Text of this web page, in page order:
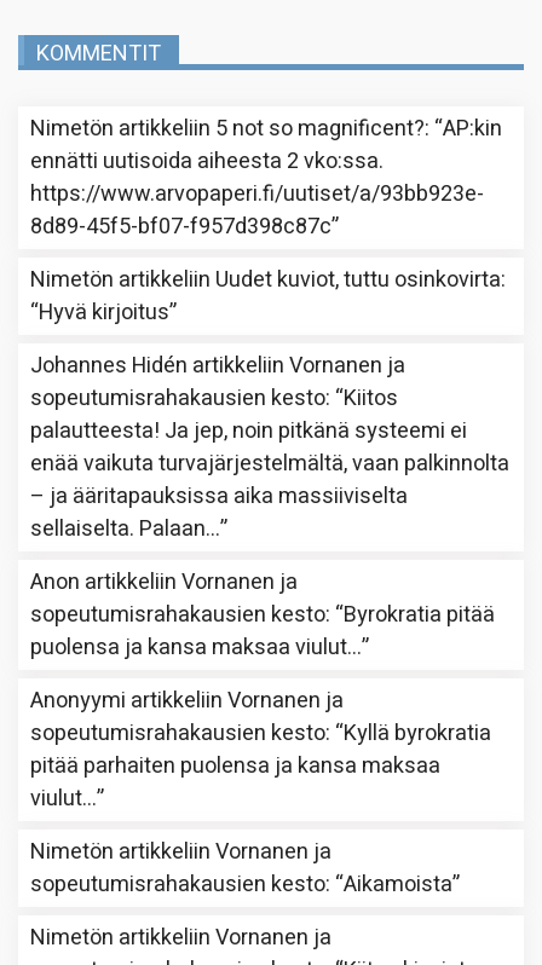
KOMMENTIT
Nimetön artikkeliin 5 not so magnificent?: “AP:kin
ennätti uutisoida aiheesta 2 vko:ssa.
https://www.arvopaperi.fi/uutiset/a/93bb923e-
8d89-45f5-bf07-f957d398c87c”
Nimetön artikkeliin Uudet kuviot, tuttu osinkovirta:
“Hyvä kirjoitus”
Johannes Hidén artikkeliinVornanen ja
sopeutumisrahakausien kesto: “Kiitos
palautteesta! Ja jep, noin pitkänä systeemi ei
enää vaikuta turvajärjestelmältä, vaan palkinnolta
– ja ääritapauksissa aika massiiviselta
sellaiselta. Palaan…”
Anon artikkeliinVornanen ja
sopeutumisrahakausien kesto: “Byrokratia pitää
puolensa ja kansa maksaa viulut…”
Anonyymi artikkeliinVornanen ja
sopeutumisrahakausien kesto: “Kyllä byrokratia
pitää parhaiten puolensa ja kansa maksaa
viulut…”
Nimetön artikkeliinVornanen ja
sopeutumisrahakausien kesto: “Aikamoista”
Nimetön artikkeliinVornanen ja